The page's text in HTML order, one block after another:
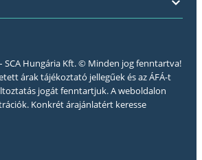
SCA Hungária Kft. © Minden jog fenntartva!
árak tájékoztató jellegűek és az ÁFÁ-t
jogát fenntartjuk. A weboldalon
Konkrét árajánlatért keresse